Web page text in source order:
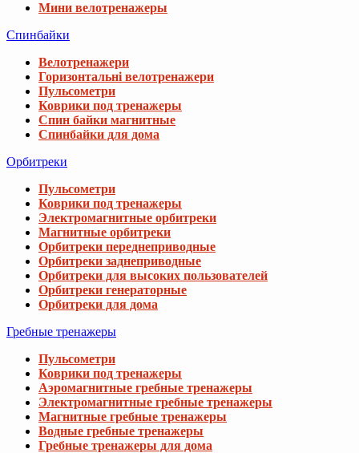
Мини велотренажеры
Спинбайки
Велотренажери
Горизонтальні велотренажери
Пульсометри
Коврики под тренажеры
Спин байки магнитные
Спинбайки для дома
Орбитреки
Пульсометри
Коврики под тренажеры
Электромагнитные орбитреки
Магнитные орбитреки
Орбитреки переднеприводные
Орбитреки заднеприводные
Орбитреки для высоких пользователей
Орбитреки генераторные
Орбитреки для дома
Гребные тренажеры
Пульсометри
Коврики под тренажеры
Аэромагнитные гребные тренажеры
Электромагнитные гребные тренажеры
Магнитные гребные тренажеры
Водные гребные тренажеры
Гребные тренажеры для дома